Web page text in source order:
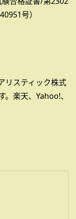
号）
リスティック株式
楽天、Yahoo!、